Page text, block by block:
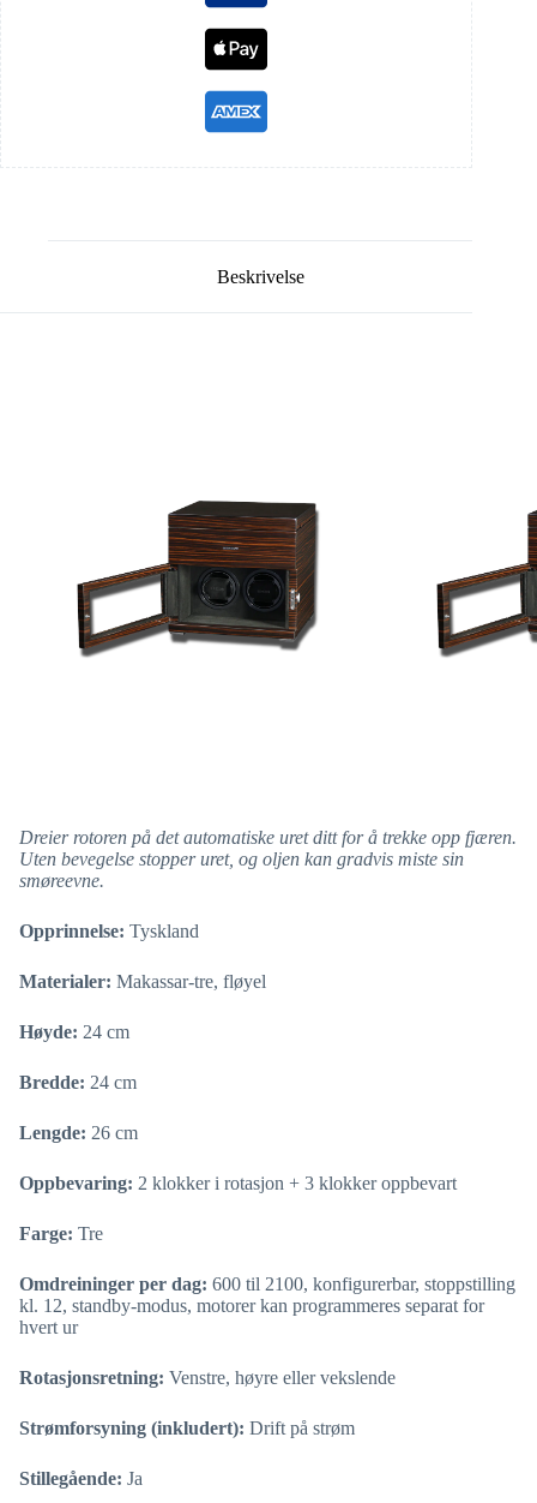
Beskrivelse
Dreier rotoren på det automatiske uret ditt for å trekke opp fjæren.
Uten bevegelse stopper uret, og oljen kan gradvis miste sin
smøreevne.
Opprinnelse: Tyskland
Materialer: Makassar-tre, fløyel
Høyde: 24 cm
Bredde: 24 cm
Lengde: 26 cm
Oppbevaring: 2 klokker i rotasjon + 3 klokker oppbevart
Farge: Tre
Omdreininger per dag: 600 til 2100, konfigurerbar, stoppstilling
kl. 12, standby-modus, motorer kan programmeres separat for
hvert ur
Rotasjonsretning: Venstre, høyre eller vekslende
Strømforsyning (inkludert): Drift på strøm
Stillegående: Ja